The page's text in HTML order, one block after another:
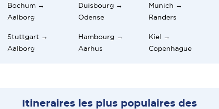
Bochum →
Aalborg
Duisbourg →
Odense
Munich →
Randers
Stuttgart →
Aalborg
Hambourg →
Aarhus
Kiel →
Copenhague
Itineraires les plus populaires des